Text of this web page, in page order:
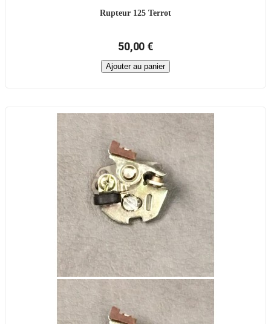
Rupteur 125 Terrot
50,00 €
Ajouter au panier